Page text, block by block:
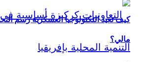
كيف تعيد التكنولوجيا العسكرية رسم
مالي؟